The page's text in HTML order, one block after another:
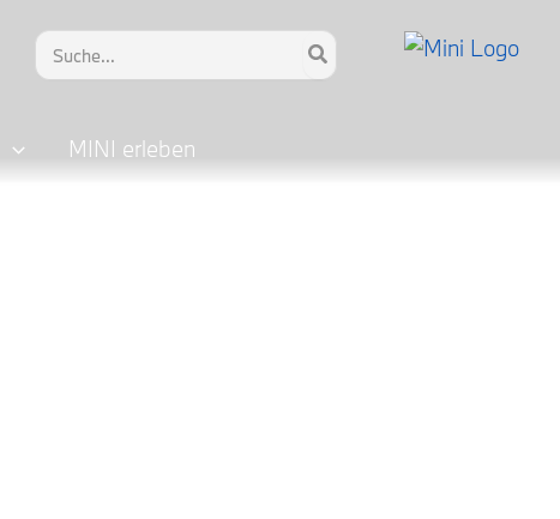
Search
for:
MINI erleben